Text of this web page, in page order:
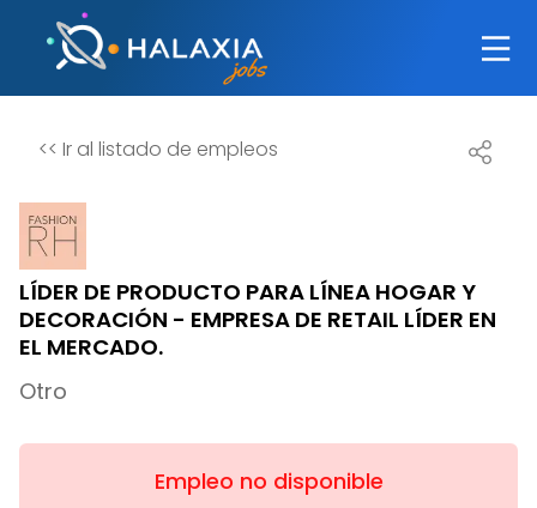
<< Ir al listado de empleos
LÍDER DE PRODUCTO PARA LÍNEA HOGAR Y
DECORACIÓN - EMPRESA DE RETAIL LÍDER EN
EL MERCADO.
Otro
Empleo no disponible